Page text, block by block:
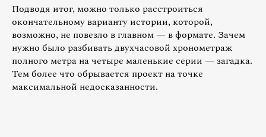
Подводя итог, можно только расстроиться
окончательному варианту истории, которой,
возможно, не повезло в главном — в формате. Зачем
нужно было разбивать двухчасовой хронометраж
полного метра на четыре маленькие серии — загадка.
Тем более что обрывается проект на точке
максимальной недосказанности.